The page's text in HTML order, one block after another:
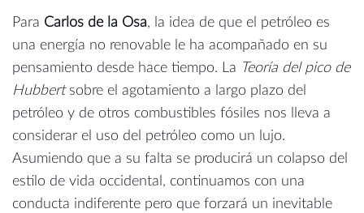
Para Carlos de la Osa, la idea de que el petróleo es
una energía no renovable le ha acompañado en su
pensamiento desde hace tiempo. La Teoría del pico de
Hubbert sobre el agotamiento a largo plazo del
petróleo y de otros combustibles fósiles nos lleva a
considerar el uso del petróleo como un lujo.
Asumiendo que a su falta se producirá un colapso del
estilo de vida occidental, continuamos con una
conducta indiferente pero que forzará un inevitable